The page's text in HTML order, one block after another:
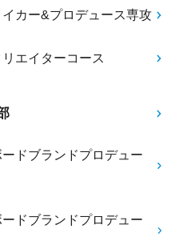
カー&プロデュース専攻
エイターコース
ドブランドプロデュー
ドブランドプロデュー